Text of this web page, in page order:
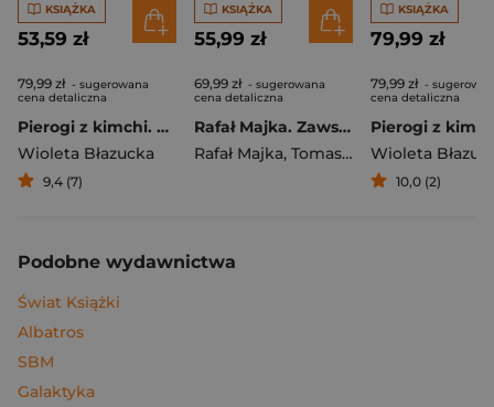
KSIĄŻKA
53,59 zł
79,99 zł - sugerowana
cena detaliczna
Pierogi z kimchi. Moje ulubione azjatyckie przepisy
Wioleta Błazucka
9,4 (7)
KSIĄŻKA
55,99 zł
69,99 zł - sugerowana
cena detaliczna
Rafał Majka. Zawsze z przodu. Rozmawia Tomasz Kalemba - książka z autografem
Rafał Majka, Tomasz Kalemba
KSIĄŻKA
79,99 zł
79,99 zł -
cena detaliczna
Wioleta
10,0 (2)
Podobne wydawnictwa
Świat Książki
Albatros
SBM
Galaktyka